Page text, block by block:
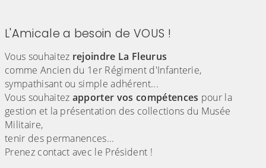
L'Amicale a besoin de VOUS !
Vous souhaitez rejoindre La Fleurus
comme Ancien du 1er Régiment d'Infanterie,
sympathisant ou simple adhérent...
Vous souhaitez apporter vos compétences pour la
gestion et la présentation des collections du Musée
Militaire,
tenir des permanences...
Prenez contact avec le Président !